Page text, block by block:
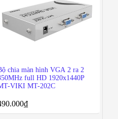
chia màn hình VGA 2 ra 2
full HD 1920x1440P
VIKI MT-202C
₫